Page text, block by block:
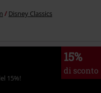
Disney Classics
15%
di sconto
15%!